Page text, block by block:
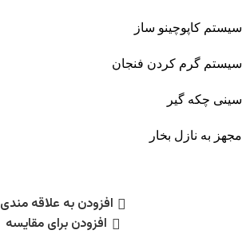
سیستم کاپوچینو ساز
سیستم گرم کردن فنجان
سینی چکه گیر
مجهز به نازل بخار
افزودن به علاقه مندی
افزودن برای مقایسه